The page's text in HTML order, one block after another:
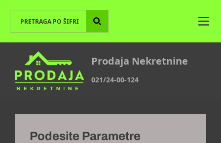
Prodaja Nekretnine
021/24-00-124
Podesite Parametre